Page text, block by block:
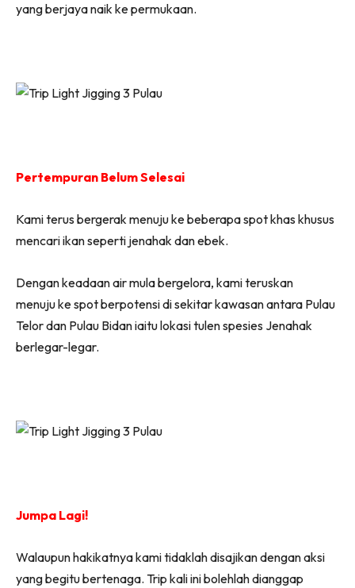
yang berjaya naik ke permukaan.
Pertempuran Belum Selesai
Kami terus bergerak menuju ke beberapa spot khas khusus
mencari ikan seperti jenahak dan ebek.
Dengan keadaan air mula bergelora, kami teruskan
menuju ke spot berpotensi di sekitar kawasan antara Pulau
Telor dan Pulau Bidan iaitu lokasi tulen spesies Jenahak
berlegar-legar.
Jumpa Lagi!
Walaupun hakikatnya kami tidaklah disajikan dengan aksi
yang begitu bertenaga. Trip kali ini bolehlah dianggap